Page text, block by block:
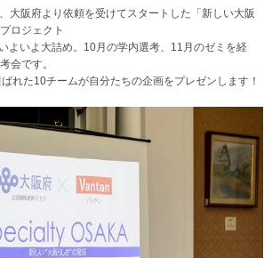
大阪府より依頼を受けてスタートした「新しい大阪
ロジェクト
よいよ大詰め。10月の学内選考、11月のゼミを経
会です。
れた10チームが自分たちの企画をプレゼンします！